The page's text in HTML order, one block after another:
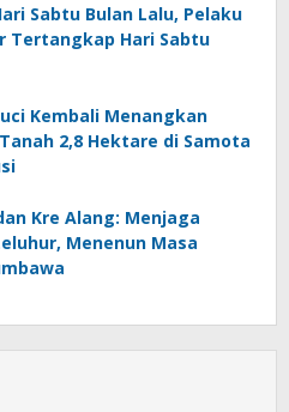
Sabtu Bulan Lalu, Pelaku
Tertangkap Hari Sabtu
Kembali Menangkan
2,8 Hektare di Samota
Kre Alang: Menjaga
Menenun Masa